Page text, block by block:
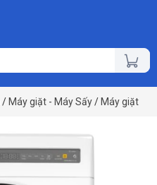
/ Máy giặt - Máy Sấy/ Máy giặt